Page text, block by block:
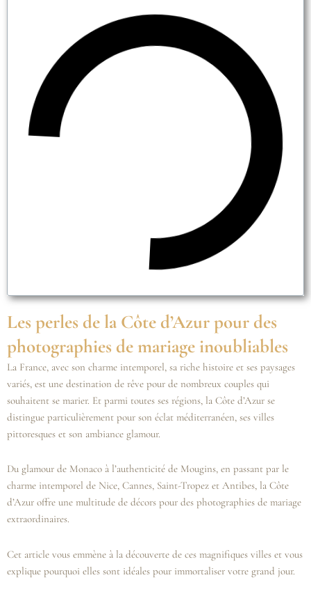
Les perles de la Côte d’Azur pour des
photographies de mariage inoubliables
La France, avec son charme intemporel, sa riche histoire et ses paysages
variés, est une destination de rêve pour de nombreux couples qui
souhaitent se marier. Et parmi toutes ses régions, la Côte d’Azur se
distingue particulièrement pour son éclat méditerranéen, ses villes
pittoresques et son ambiance glamour.
Du glamour de Monaco à l’authenticité de Mougins, en passant par le
charme intemporel de Nice, Cannes, Saint-Tropez et Antibes, la Côte
d’Azur offre une multitude de décors pour des photographies de mariage
extraordinaires.
Cet article vous emmène à la découverte de ces magnifiques villes et vous
explique pourquoi elles sont idéales pour immortaliser votre grand jour.